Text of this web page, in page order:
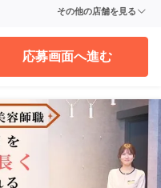
分)
その他の店舗を見る
応募画面へ進む